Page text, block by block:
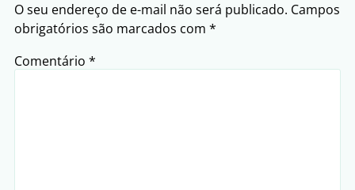
O seu endereço de e-mail não será publicado. Campos
obrigatórios são marcados com *
Comentário *